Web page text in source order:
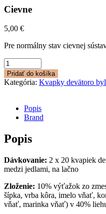
Cievne
5,00 €
Pre normálny stav cievnej
množstvo
Cievne
Pridať do košíka
Kategória: Kvapky devätoro
Popis
Brand
Popis
Dávkovanie: 2 x 20 kvapiek
medzi jedlami, na lačno
Zloženie: 10% výťažok zo
šípka, vrba kôra, imelo vňať,
vňať, marinka vňať) v 40%